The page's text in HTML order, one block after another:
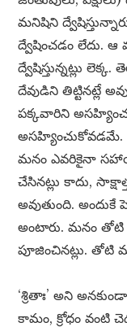
మనిషిని
ద్వేషించడం లేదు.
ద్వేషిస్తున్నట్లు
దేవుడిని తిట్టినట్లే
పక్కవారిని
అసహ్యించుకోవడమే.
మనం ఎవరికైనా
చేసినట్లు కాదు,
అవుతుంది.
అంటారు. మనం తోటి
పూజించినట్లు. తోటి
‘శ్రితాః’ అని
కామం, క్రోధం వంటి